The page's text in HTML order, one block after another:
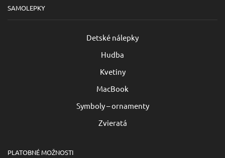
SAMOLEPKY
Detské nálepky
Hudba
Kvetiny
MacBook
Symboly – ornamenty
Zvieratá
PLATOBNÉ MOŽNOSTI